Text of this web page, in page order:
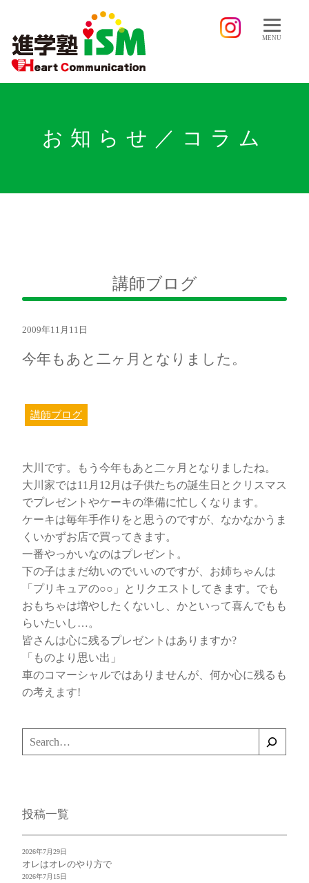
MENU
お知らせ／コラム
講師ブログ
2009年11月11日
今年もあと二ヶ月となりました。
講師ブログ
大川です。もう今年もあと二ヶ月となりましたね。
大川家では11月12月は子供たちの誕生日とクリスマス
でプレゼントやケーキの準備に忙しくなります。
ケーキは毎年手作りをと思うのですが、なかなかうま
くいかずお店で買ってきます。
一番やっかいなのはプレゼント。
下の子はまだ幼いのでいいのですが、お姉ちゃんは
「プリキュアの○○」とリクエストしてきます。でも
おもちゃは増やしたくないし、かといって喜んでもも
らいたいし…。
皆さんは心に残るプレゼントはありますか?
「ものより思い出」
車のコマーシャルではありませんが、何か心に残るも
の考えます!
検
索
投稿一覧
オレはオレのやり方で
2026年7月29日
2026年7月15日